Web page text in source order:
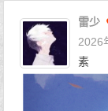
雷少
2026
素